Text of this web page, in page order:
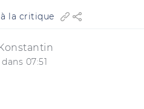
la critique
07:51